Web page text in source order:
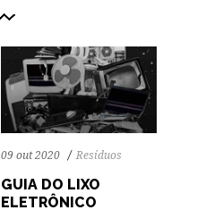
09 out 2020 Resíduos
GUIA DO LIXO
ELETRÔNICO